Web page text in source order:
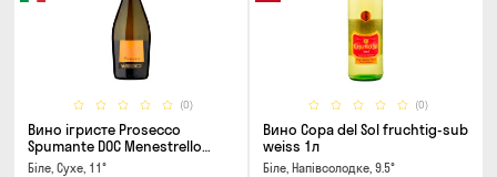
(0)
Вино ігристе Prosecco
Spumante DOC Menestrello
0.75л
Біле, Сухе, 11°
(0)
Вино Copa del Sol fruchtig-sub
weiss 1л
Біле, Напівсолодке, 9.5°